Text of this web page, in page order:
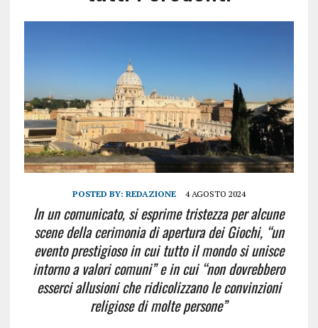
POSTED BY: REDAZIONE 4 AGOSTO 2024
In un comunicato, si esprime tristezza per alcune
scene della cerimonia di apertura dei Giochi, “un
evento prestigioso in cui tutto il mondo si unisce
intorno a valori comuni” e in cui “non dovrebbero
esserci allusioni che ridicolizzano le convinzioni
religiose di molte persone”